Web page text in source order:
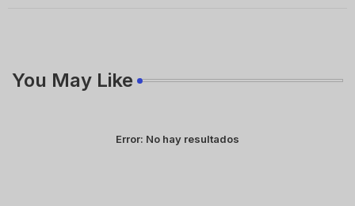
You May Like
Error: No hay resultados